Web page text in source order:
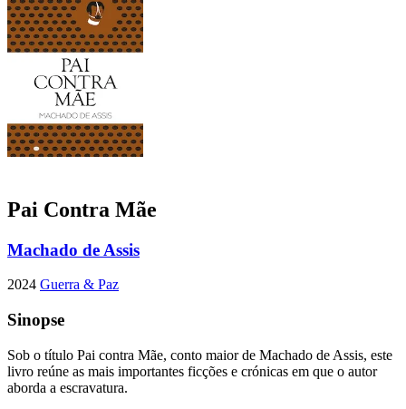
Pai Contra Mãe
Machado de Assis
2024 Guerra & Paz
Sinopse
Sob o título Pai contra Mãe, conto maior de Machado de Assis, este
livro reúne as mais importantes ficções e crónicas em que o autor
aborda a escravatura.